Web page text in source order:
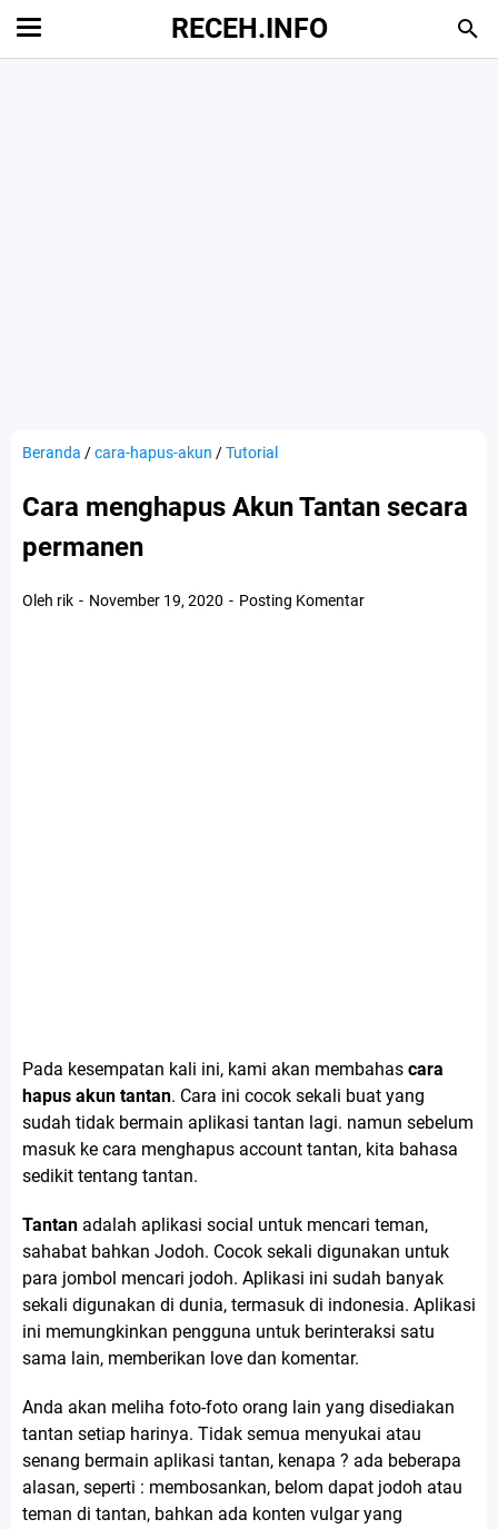
RECEH.INFO
Beranda /cara-hapus-akun /Tutorial
Cara menghapus Akun Tantan secara
permanen
Oleh rik November 19, 2020 Posting Komentar
Pada kesempatan kali ini, kami akan membahas cara
hapus akun tantan. Cara ini cocok sekali buat yang
sudah tidak bermain aplikasi tantan lagi. namun sebelum
masuk ke cara menghapus account tantan, kita bahasa
sedikit tentang tantan.
Tantan adalah aplikasi social untuk mencari teman,
sahabat bahkan Jodoh. Cocok sekali digunakan untuk
para jombol mencari jodoh. Aplikasi ini sudah banyak
sekali digunakan di dunia, termasuk di indonesia. Aplikasi
ini memungkinkan pengguna untuk berinteraksi satu
sama lain, memberikan love dan komentar.
Anda akan meliha foto-foto orang lain yang disediakan
tantan setiap harinya. Tidak semua menyukai atau
senang bermain aplikasi tantan, kenapa ? ada beberapa
alasan, seperti : membosankan, belom dapat jodoh atau
teman di tantan, bahkan ada konten vulgar yang